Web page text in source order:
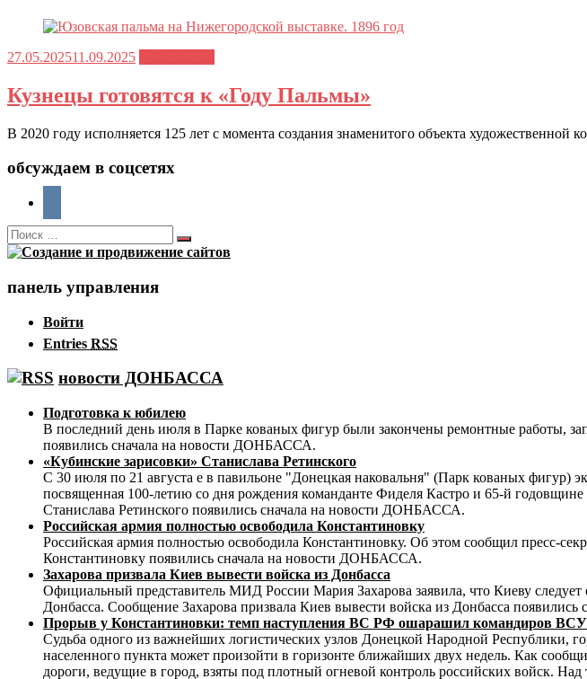
Опубликовано
27.05.202511.09.2025
Кузнецы готовятся к «Году Пальмы»
В 2020 году исполняется 125 лет с момента создания знаменитого объекта
обсуждаем в соцсетях
Поиск
по:
Поиск
панель управления
Войти
Entries RSS
новости ДОНБАССА
Подготовка к юбилею
В последний день июля в Парке кованых фигур были закончены ремонтные работы,
появились сначала на новости ДОНБАССА.
«Кубинские зарисовки» Станислава Ретинского
С 30 июля по 21 августа е в павильоне "Донецкая наковальня" (Парк кованых фигур)
посвященная 100-летию со дня рождения команданте Фиделя Кастро и 65-й
Станислава Ретинского появились сначала на новости ДОНБАССА.
Российская армия полностью освободила Константиновку
Российская армия полностью освободила Константиновку. Об этом сообщил пресс-
Константиновку появились сначала на новости ДОНБАССА.
Захарова призвала Киев вывести войска из Донбасса
Официальный представитель МИД России Мария Захарова заявила, что Киеву
Донбасса. Сообщение Захарова призвала Киев вывести войска из Донбасса
Прорыв у Константиновки: темп наступления ВС РФ ошарашил командиров ВСУ
Судьба одного из важнейших логистических узлов Донецкой Народной Республики,
населенного пункта может произойти в горизонте ближайших двух недель. Как
дороги, ведущие в город, взяты под плотный огневой контроль российских войск.